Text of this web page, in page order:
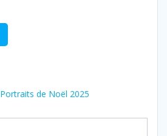
Portraits de Noël 2025